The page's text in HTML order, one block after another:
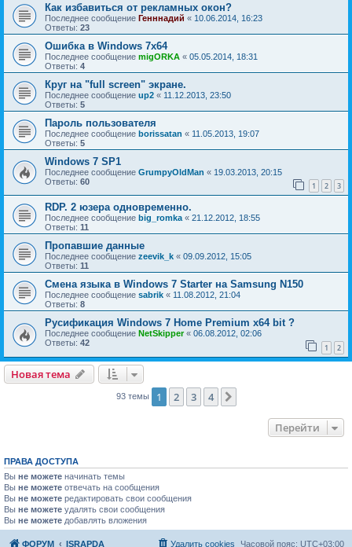
Как избавиться от рекламных окон?
Последнее сообщение Генннадий « 10.06.2014, 16:23
Ответы: 23
Ошибка в Windows 7x64
Последнее сообщение migORKA « 05.05.2014, 18:31
Ответы: 4
Круг на "full screen" экране.
Последнее сообщение up2 « 11.12.2013, 23:50
Ответы: 5
Пароль пользователя
Последнее сообщение borissatan « 11.05.2013, 19:07
Ответы: 5
Windows 7 SP1
Последнее сообщение GrumpyOldMan « 19.03.2013, 20:15
Ответы: 60 1 2 3
RDP. 2 юзера одновременно.
Последнее сообщение big_romka « 21.12.2012, 18:55
Ответы: 11
Пропавшие данные
Последнее сообщение zeevik_k « 09.09.2012, 15:05
Ответы: 11
Смена языка в Windows 7 Starter на Samsung N150
Последнее сообщение sabrik « 11.08.2012, 21:04
Ответы: 8
Русификация Windows 7 Home Premium x64 bit ?
Последнее сообщение NetSkipper« 06.08.2012, 02:06
Ответы: 42 1 2
Новая тема
Новаятема
93 темы 1 2 3 4
Перейти
ПРАВА ДОСТУПА
Вы не можете начинать темы
Вы не можете отвечать на сообщения
Вы не можете редактировать свои сообщения
Вы не можете удалять свои сообщения
Вы не можете добавлять вложения
ФОРУМ ISRAPDA Часовой пояс: UTC+03:00
Удалить cookies